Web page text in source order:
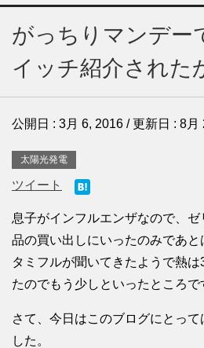
がっちりマンデー
イッチ紹介された
公開日 : 3月 6, 2016 / 更新日 : 8月
太陽光発電
ツイート
息子がインフルエンザなので、
品の買い出しにいったのみであと
タミフルが聞いてきたようで熱
たのでもう少しといったところで
さて、今日はこのブログにとっ
した。